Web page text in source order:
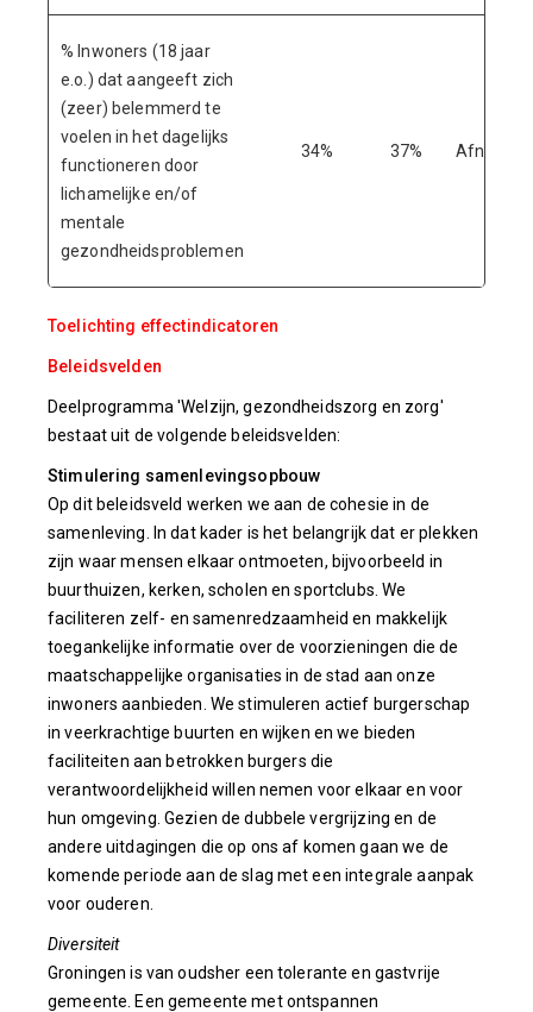
% Inwoners (18 jaar
e.o.) dat aangeeft zich
(zeer) belemmerd te
voelen in het dagelijks
functioneren door
lichamelijke en/of
mentale
gezondheidsproblemen
34% 37% Afname
Toelichting effectindicatoren
Beleidsvelden
Deelprogramma 'Welzijn, gezondheidszorg en zorg'
bestaat uit de volgende beleidsvelden:
Stimulering samenlevingsopbouw
Op dit beleidsveld werken we aan de cohesie in de
samenleving. In dat kader is het belangrijk dat er plekken
zijn waar mensen elkaar ontmoeten, bijvoorbeeld in
buurthuizen, kerken, scholen en sportclubs. We
faciliteren zelf- en samenredzaamheid en makkelijk
toegankelijke informatie over de voorzieningen die de
maatschappelijke organisaties in de stad aan onze
inwoners aanbieden. We stimuleren actief burgerschap
in veerkrachtige buurten en wijken en we bieden
faciliteiten aan betrokken burgers die
verantwoordelijkheid willen nemen voor elkaar en voor
hun omgeving. Gezien de dubbele vergrijzing en de
andere uitdagingen die op ons af komen gaan we de
komende periode aan de slag met een integrale aanpak
voor ouderen.
Diversiteit
Groningen is van oudsher een tolerante en gastvrije
gemeente. Een gemeente met ontspannen